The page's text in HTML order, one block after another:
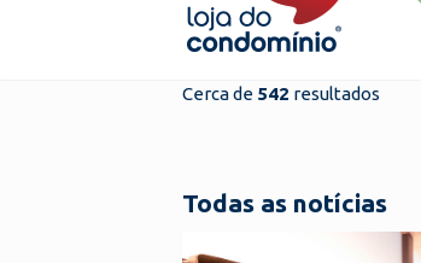
Cerca de 542 resultados
Todas as notícias